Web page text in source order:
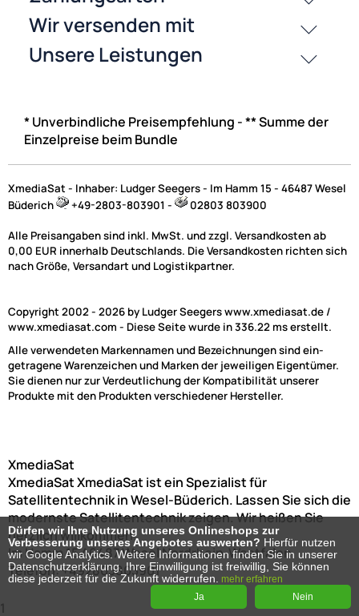
* Unverbindliche Preisempfehlung - ** Summe der
Einzelpreise beim Bundle
XmediaSat - Inhaber: Ludger Seegers - Im Hamm 15 - 46487 Wesel
Büderich
+49-2803-803901 - 02803 803900
Alle Preisangaben sind inkl. MwSt. und zzgl. Versandkosten ab
0,00 EUR innerhalb Deutschlands. Die Versandkosten richten sich
nach Größe, Versandart und Logistikpartner.
Copyright 2002 - 2026 by Ludger Seegers www.xmediasat.de /
www.xmediasat.com - Diese Seite wurde in 336.22 ms erstellt.
Alle verwendeten Markennamen und Bezeichnungen sind ein-
getragene Warenzeichen und Marken der jeweiligen Eigentümer.
Sie dienen nur zur Verdeutlichung der Kompatibilität unserer
Produkte mit den Produkten verschiedener Hersteller.
XmediaSat
XmediaSatXmediaSat ist ein Spezialist für
Satellitentechnik in Wesel-Büderich. Lassen Sie sich die
modernste Satellitentechnik zeigen. Wir heißen Sie
herzlich willkommen!
Im Hamm 1546487Wesel Nordrhein-Westfalen
Telefon:+492803803901
Dürfen wir Ihre Nutzung unseres Onlineshops zur
Verbesserung unseres Angebotes auswerten? Hierfür nutzen
wir Google Analytics. Weitere Informationen finden Sie in unserer
Datenschutzerklärung. Ihre Einwilligung ist freiwillig, Sie können
diese jederzeit für die Zukunft widerrufen.
mehr erfahren
Nein
Ja
1